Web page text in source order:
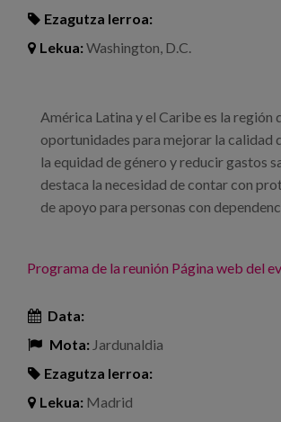
Ezagutza lerroa:
Lekua:Washington, D.C.
América Latina y el Caribe es la región
oportunidades para mejorar la calidad
la equidad de género y reducir gastos
destaca la necesidad de contar con
de apoyo para personas con
Programa de la reunión Página web del
Data:
Mota: Jardunaldia
Ezagutza lerroa:
Lekua: Madrid